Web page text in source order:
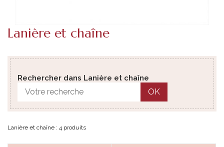
Lanière et chaîne
Rechercher dans Lanière et chaîne
OK
Lanière et chaîne : 4 produits